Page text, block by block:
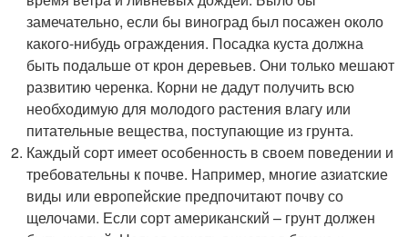
замечательно, если бы виноград был посажен около
какого-нибудь ограждения. Посадка куста должна
быть подальше от крон деревьев. Они только мешают
развитию черенка. Корни не дадут получить всю
необходимую для молодого растения влагу или
питательные вещества, поступающие из грунта.
Каждый сорт имеет особенность в своем поведении и
требовательны к почве. Например, многие азиатские
виды или европейские предпочитают почву со
щелочами. Если сорт американский – грунт должен